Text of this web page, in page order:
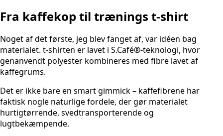
Fra kaffekop til trænings t-shirt
Noget af det første, jeg blev fanget af, var idéen bag
materialet. t-shirten er lavet i S.Café®-teknologi, hvor
genanvendt polyester kombineres med fibre lavet af
kaffegrums.
Det er ikke bare en smart gimmick – kaffefibrene har
faktisk nogle naturlige fordele, der gør materialet
hurtigtørrende, svedtransporterende og
lugtbekæmpende.